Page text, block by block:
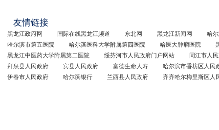
友情链接
黑龙江政府网 国际在线黑龙江频道 东北网 黑龙江新闻网
哈
哈尔滨市第五医院
哈尔滨医科大学附属第四医院 哈医大肿瘤医院
黑龙江中医药大学附属第二医院
绥芬河市人民政府门户网站
同江市人
拜泉县人民政府
宾县人民政府 富德生命人寿
哈尔滨市香坊区人民
伊春市人民政府
哈尔滨银行 兰西县人民政府 齐齐哈尔梅里斯区人